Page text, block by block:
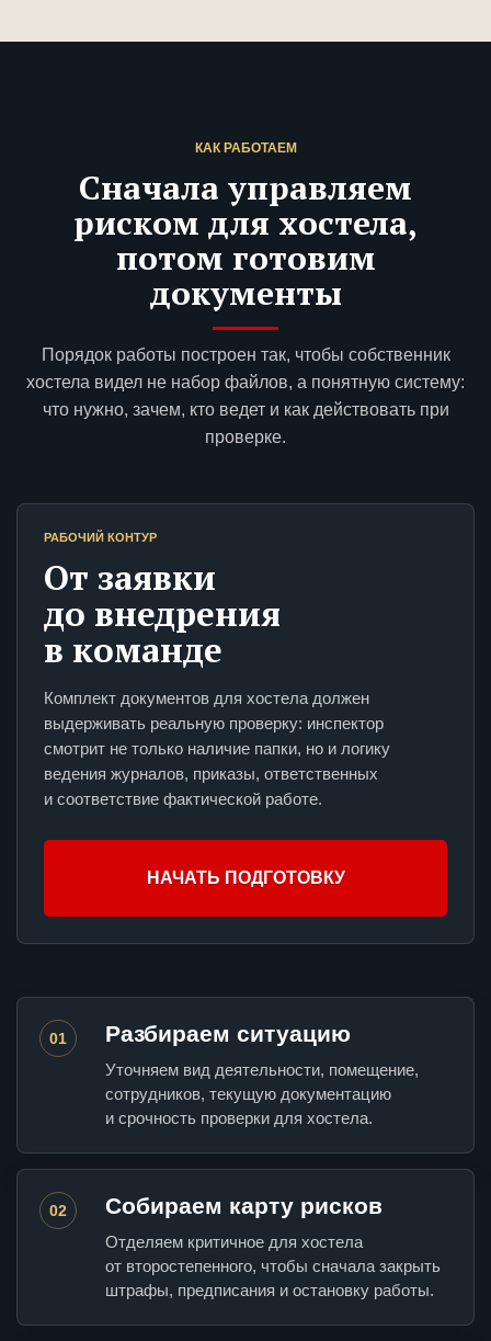
КАК РАБОТАЕМ
Сначала управляем
риском для хостела,
потом готовим
документы
Порядок работы построен так, чтобы собственник
хостела видел не набор файлов, а понятную систему:
что нужно, зачем, кто ведет и как действовать при
проверке.
РАБОЧИЙ КОНТУР
От заявки
до внедрения
в команде
Комплект документов для хостела должен
выдерживать реальную проверку: инспектор
смотрит не только наличие папки, но и логику
ведения журналов, приказы, ответственных
и соответствие фактической работе.
НАЧАТЬ ПОДГОТОВКУ
01 Разбираем ситуацию
Уточняем вид деятельности, помещение,
сотрудников, текущую документацию
и срочность проверки для хостела.
02 Собираем карту рисков
Отделяем критичное для хостела
от второстепенного, чтобы сначала закрыть
штрафы, предписания и остановку работы.